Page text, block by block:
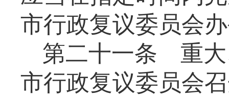
市行政复议委员会
第二十一条 重大
市行政复议委员会